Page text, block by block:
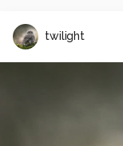
twilight